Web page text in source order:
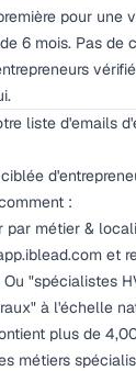
pour une
6 mois. Pas de
liste d'emails
:
par métier &
et
"spécialistes
à l'échelle
plus de
métiers